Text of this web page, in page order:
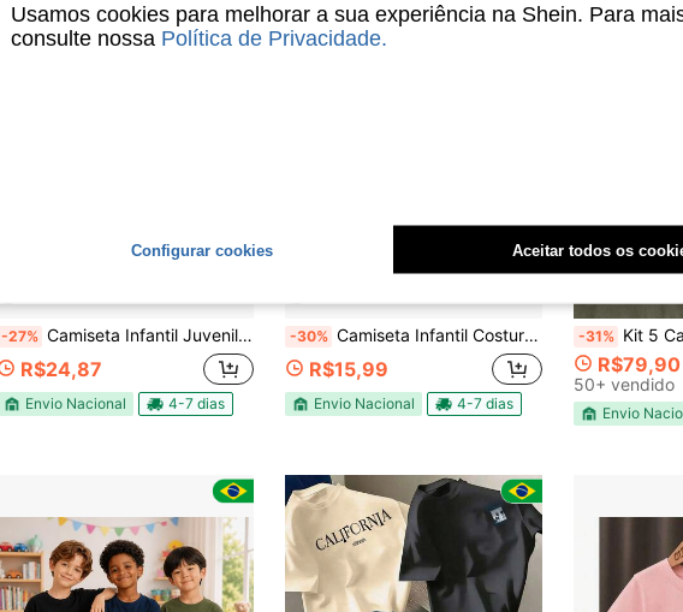
-27% Camiseta Infantil Juvenil/ Unissex Texas Moda Country Far m Fazenda Usa|Festa Junina
R$24,87
Envio Nacional 4-7 dias
-30% Camiseta Infantil Costura Reforçada Manga Curta Estampada Criança De Blusa Cavalo 100% Algodão Camisa Premium Infantil Para Meninos
R$15,99
Envio Nacional 4-7 dias
-31% Kit 5 Camiseta
R$79,90
50+ vendido
Envio
Usamos cookies para melhorar a sua experiência na Shein. Para
consulte nossa Política de Privacidade.
Configurar cookies Aceitar todos os